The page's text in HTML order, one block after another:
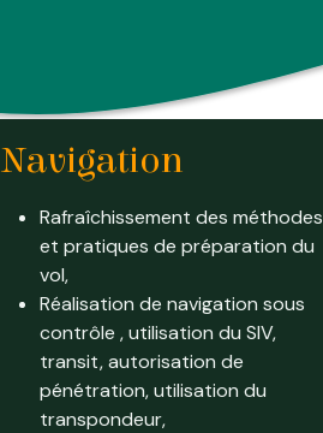
Navigation
Rafraîchissement des méthodes
et pratiques de préparation du
vol,
Réalisation de navigation sous
contrôle , utilisation du SIV,
transit, autorisation de
pénétration, utilisation du
transpondeur,